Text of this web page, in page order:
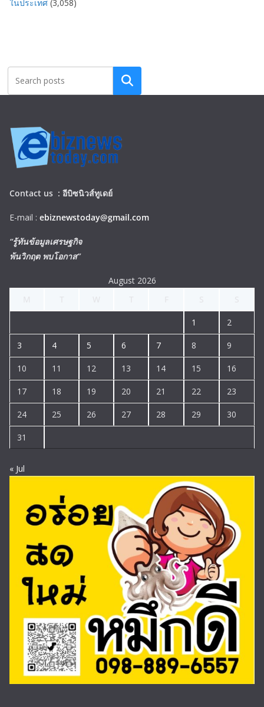
ในประเทศ (3,058)
Search
Contact us : อีบิซนิวส์ทูเดย์
E-mail : ebiznewstoday@gmail.com
“รู้ทันข้อมูลเศรษฐกิจ
พ้นวิกฤต พบโอกาส”
August 2026
1 2
3 4 5 6 7 8 9
10 11 12 13 14 15 16
17 18 19 20 21 22 23
24 25 26 27 28 29 30
31
« Jul